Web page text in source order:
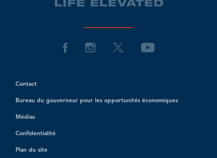
Contact
Bureau du gouverneur pour les opportunités économiques
Médias
Confidentialité
Plan du site